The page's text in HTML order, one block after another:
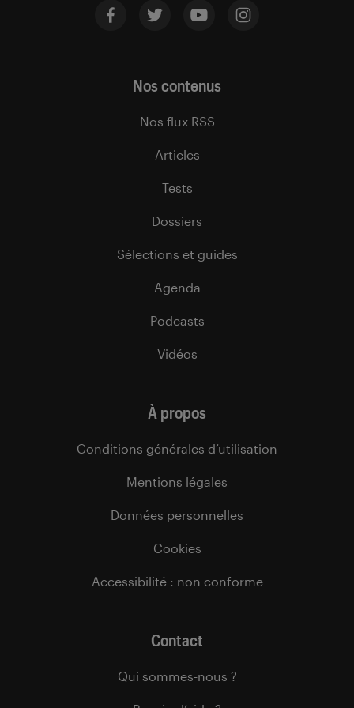
Nos contenus
Nos flux RSS
Articles
Tests
Dossiers
Sélections et guides
Agenda
Podcasts
Vidéos
À propos
Conditions générales d’utilisation
Mentions légales
Données personnelles
Cookies
Accessibilité : non conforme
Contact
Qui sommes-nous ?